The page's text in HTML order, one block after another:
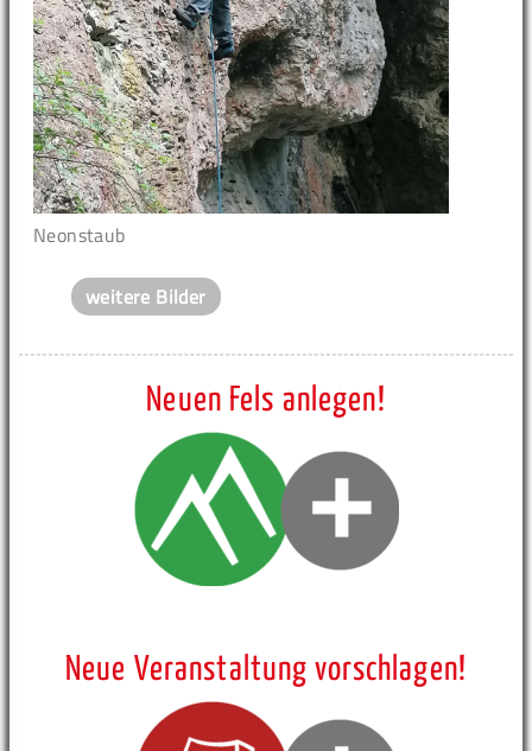
Neonstaub
weitere Bilder
Neuen Fels anlegen!
Neue Veranstaltung vorschlagen!